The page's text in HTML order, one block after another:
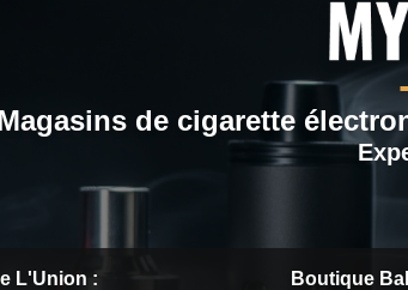
de cigarette
L'Union :
Boutique